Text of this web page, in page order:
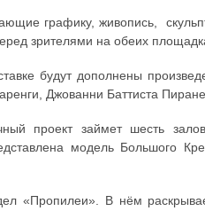
графику, живопись,
зрителями на обеих
будут дополнены
Джованни Баттиста
проект займет шесть
модель Большого
«Пропилеи». В нём